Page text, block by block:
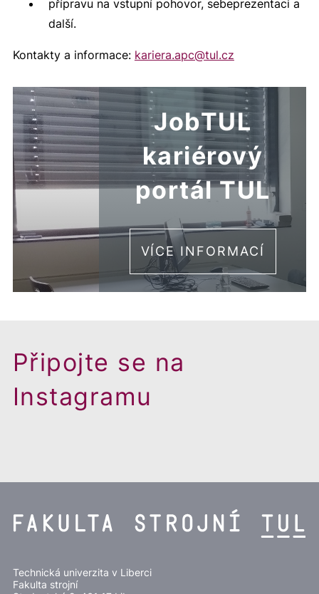
přípravu na vstupní pohovor, sebeprezentaci a
další.
Kontakty a informace: kariera.apc@tul.cz
JobTUL
kariérový
portál TUL
VÍCE INFORMACÍ
Připojte se na
Instagramu
Technická univerzita v Liberci
Fakulta strojní